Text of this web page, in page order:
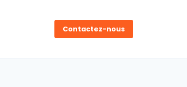
Contactez-nous